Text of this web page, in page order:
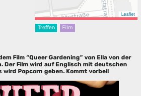
Leaflet
Treffen Film
Film “Queer Gardening” von Ella von der
Der Film wird auf Englisch mit deutschen
Popcorn geben. Kommt vorbei!